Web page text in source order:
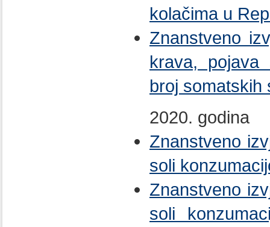
kolačima u
Znanstveno
krava, pojava
broj somatskih
2020. godina
Znanstveno
soli
Znanstveno
soli